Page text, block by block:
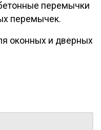
перемычки
перемычек.
оконных и дверных